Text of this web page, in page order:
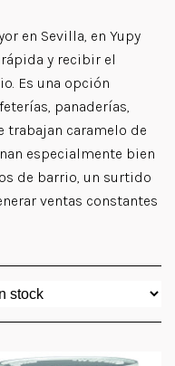
en Sevilla, en Yupy
y recibir el
Es una opción
panaderías,
trabajan caramelo de
especialmente bien
de barrio, un surtido
ventas constantes